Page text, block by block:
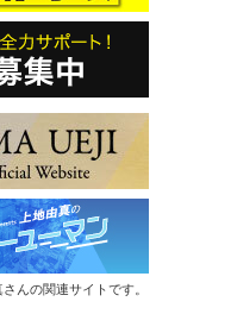
んの関連サイトです。